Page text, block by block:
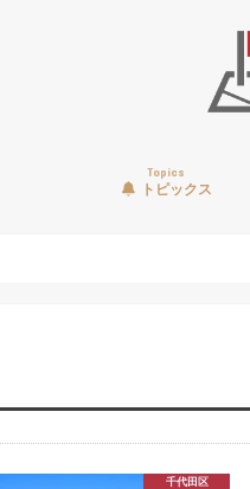
Topics
トピックス
千代田区